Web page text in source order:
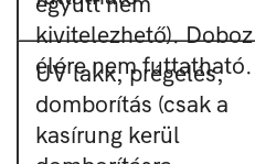
kivitelezhető). Doboz
élére nem futtatható.
UV lakk, prégelés,
domborítás (csak a
kasírung kerül